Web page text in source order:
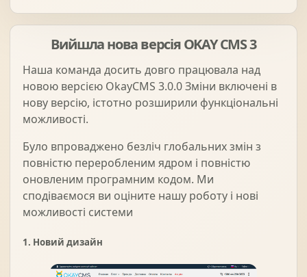
Солнце защита
08 Навіси з полікарбонату
Вийшла нова версія OKAY CMS 3
Наша команда досить довго працювала над
новою версією OkayCMS 3.0.0 Зміни включені в
нову версію, істотно розширили функціональні
можливості.
Було впроваджено безліч глобальних змін з
повністю переробленим ядром і повністю
оновленим програмним кодом. Ми
сподіваємося ви оціните нашу роботу і нові
можливості системи
1. Новий дизайн